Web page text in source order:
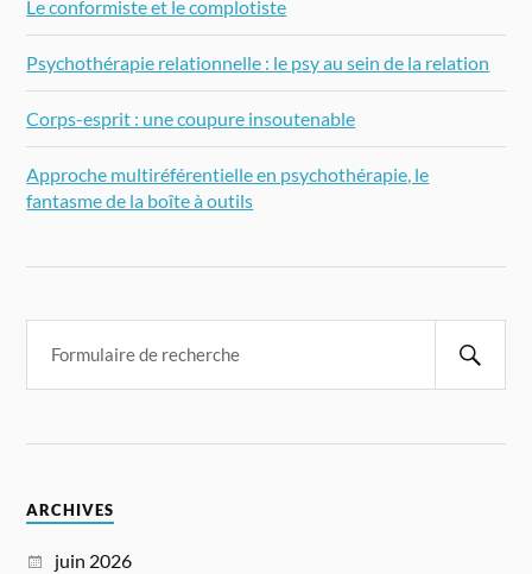
Le conformiste et le complotiste
Psychothérapie relationnelle : le psy au sein de la relation
Corps-esprit : une coupure insoutenable
Approche multiréférentielle en psychothérapie, le
fantasme de la boîte à outils
ARCHIVES
juin 2026